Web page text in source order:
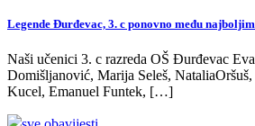
Legende Đurđevac, 3. c ponovno među
Naši učenici 3. c razreda OŠ Đurđevac
Domišljanović, Marija Seleš,
Kucel, Emanuel Funtek, […]